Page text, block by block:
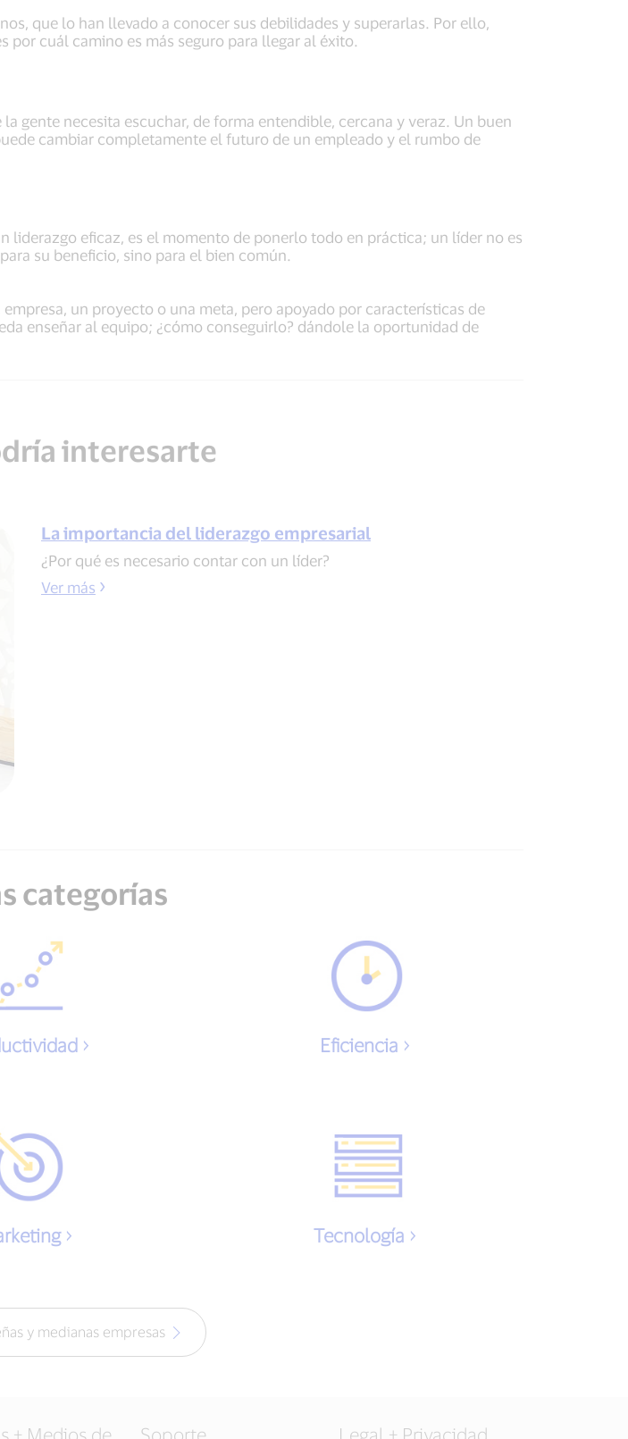
que lo han llevado a conocer sus debilidades y superarlas. Por ello,
cuál camino es más seguro para llegar al éxito.
gente necesita escuchar, de forma entendible, cercana y veraz. Un buen
cambiar completamente el futuro de un empleado y el rumbo de
liderazgo eficaz, es el momento de ponerlo todo en práctica; un líder no es
su beneficio, sino para el bien común.
un proyecto o una meta, pero apoyado por características de
enseñar al equipo; ¿cómo conseguirlo? dándole la oportunidad de
interesarte
La importancia del liderazgo empresarial
¿Por qué es necesario contar con un líder?
Ver más
categorías
Eficiencia
Tecnología
y medianas empresas
+ Medios de Soporte Legal + Privacidad